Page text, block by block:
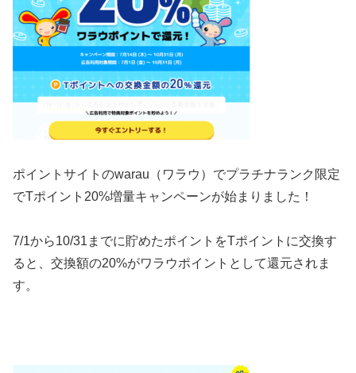
ポイントサイトのwarau（ワラウ）でプラチナランク限定
でTポイント20%増量キャンペーンが始まりました！
7/1から10/31までに貯めたポイント をTポイントに交換す
ると、交換額の20%がワラウポイントとして還元されま
す。